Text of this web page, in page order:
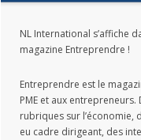
NL International s’affiche
magazine Entreprendre !
Entreprendre est le
PME et aux
rubriques sur l’économie,
eu cadre dirigeant, des